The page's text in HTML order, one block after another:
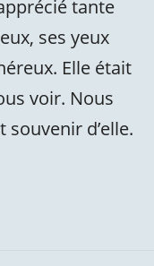
tante
ses yeux
Elle était
voir. Nous
d’elle.